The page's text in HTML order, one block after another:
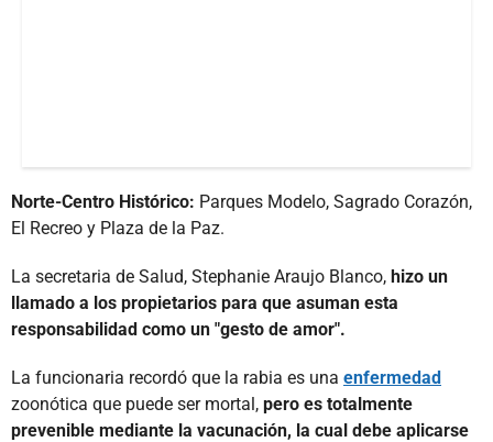
Norte-Centro Histórico: Parques Modelo, Sagrado Corazón,
El Recreo y Plaza de la Paz.
La secretaria de Salud, Stephanie Araujo Blanco, hizo un
llamado a los propietarios para que asuman esta
responsabilidad como un "gesto de amor".
La funcionaria recordó que la rabia es una enfermedad
zoonótica que puede ser mortal, pero es totalmente
prevenible mediante la vacunación, la cual debe aplicarse